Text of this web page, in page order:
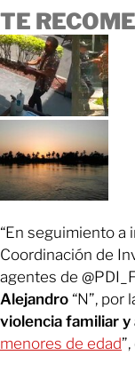
TE
“En seguimiento a
Coordinación de
agentes de
Alejandro “N”, por
violencia familiar y
menores de edad